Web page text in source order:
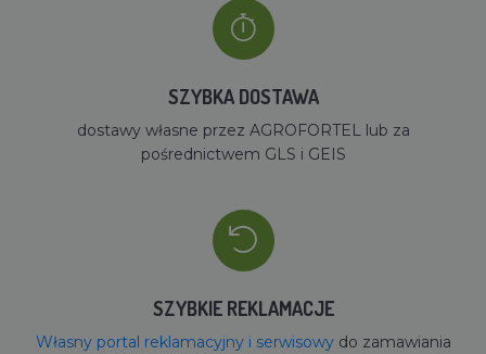
SZYBKA DOSTAWA
dostawy własne przez AGROFORTEL lub za
pośrednictwem GLS i GEIS
SZYBKIE REKLAMACJE
Własny portal reklamacyjny i serwisowydo zamawiania